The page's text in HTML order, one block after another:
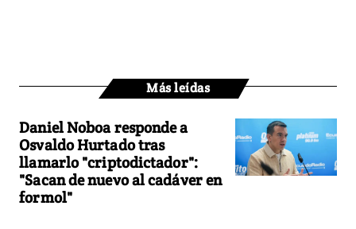
Más leídas
Daniel Noboa responde a
Osvaldo Hurtado tras
llamarlo "criptodictador":
"Sacan de nuevo al cadáver en
formol"